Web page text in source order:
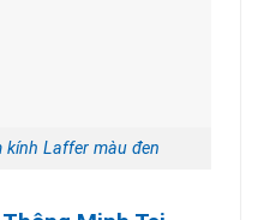
Laffer màu đen